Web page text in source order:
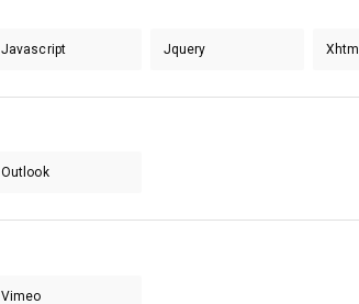
Javascript Jquery Xhtml
Outlook
Vimeo